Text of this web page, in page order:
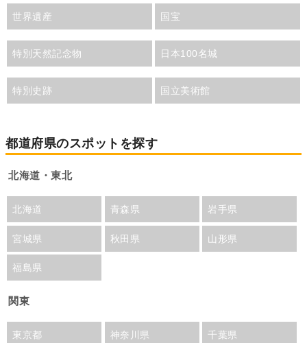
世界遺産 国宝
特別天然記念物 日本100名城
特別史跡 国立美術館
都道府県のスポットを探す
北海道・東北
北海道 青森県 岩手県
宮城県 秋田県 山形県
福島県
関東
東京都 神奈川県 千葉県